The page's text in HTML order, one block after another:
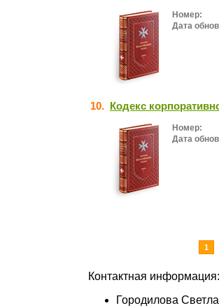
Номер:
Дата
10. Кодекс
Номер:
Дата
1
Контактная информация:
Городилова